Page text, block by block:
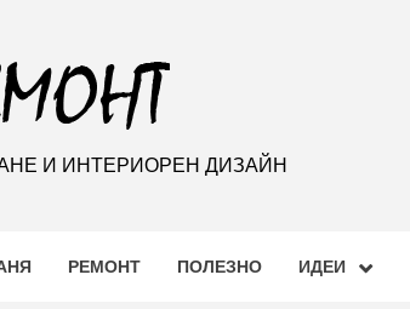
И ИНТЕРИОРЕН ДИЗАЙН
РЕМОНТ ПОЛЕЗНО ИДЕИ